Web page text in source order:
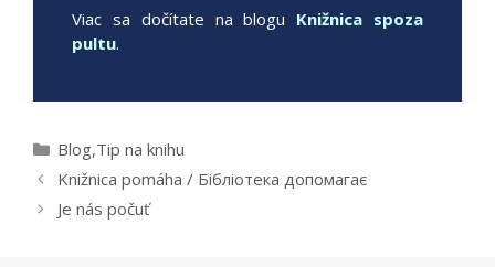
Viac sa dočítate na blogu Knižnica spoza
pultu.
Kategórie
Blog,Tip na knihu
Knižnica pomáha / Бібліотека допомагає
Je nás počuť